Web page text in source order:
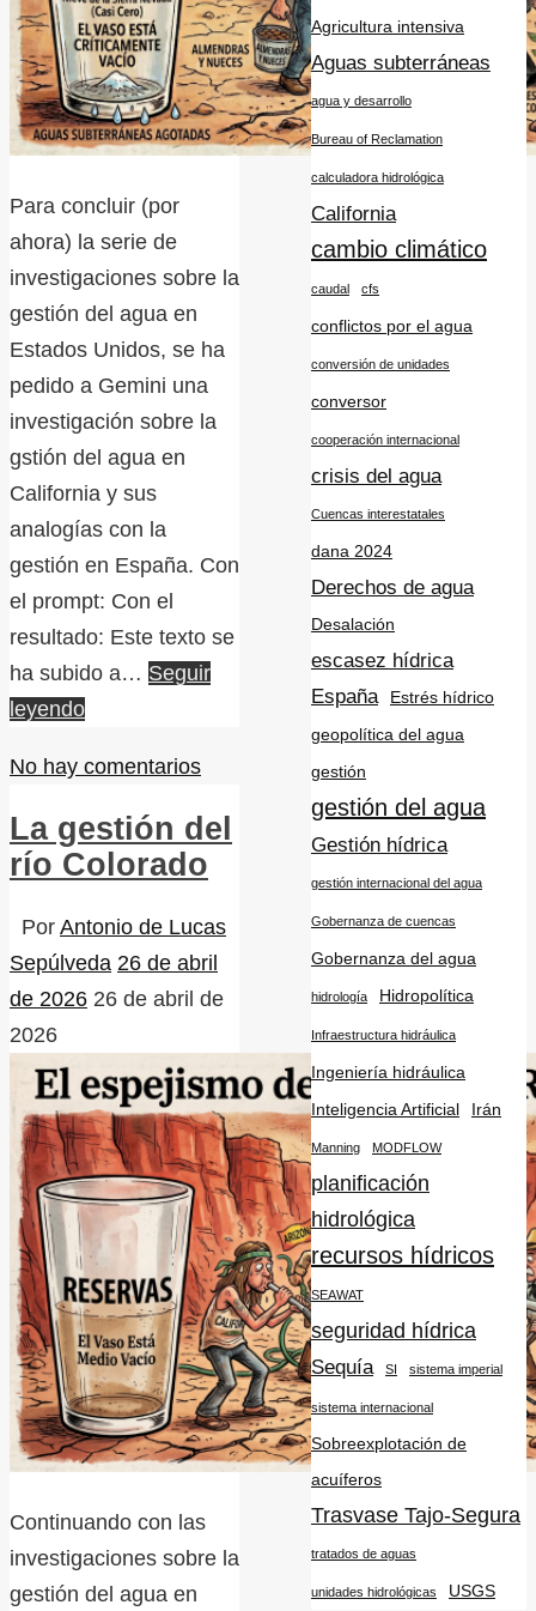
Para concluir (por
ahora) la serie de
investigaciones sobre la
gestión del agua en
Estados Unidos, se ha
pedido a Gemini una
investigación sobre la
gstión del agua en
California y sus
analogías con la
gestión en España. Con
el prompt: Con el
resultado: Este texto se
ha subido a… Seguir
leyendo
No hay comentarios
La gestión del
río Colorado
Por Antonio de Lucas
Sepúlveda 26 de abril
de 2026 26 de abril de
2026
Continuando con las
investigaciones sobre la
gestión del agua en
Agricultura intensiva
Aguas subterráneas
agua y desarrollo
Bureau of Reclamation
calculadora hidrológica
California
cambio climático
caudal cfs
conflictos por el agua
conversión de unidades
conversor
cooperación internacional
crisis del agua
Cuencas interestatales
dana 2024
Derechos de agua
Desalación
escasez hídrica
España
Estrés hídrico
geopolítica del agua
gestión
gestión del agua
Gestión hídrica
gestión internacional del agua
Gobernanza de cuencas
Gobernanza del agua
hidrología Hidropolítica
Infraestructura hidráulica
Ingeniería hidráulica
Inteligencia Artificial
Irán
Manning MODFLOW
planificación
hidrológica
recursos hídricos
SEAWAT
seguridad hídrica
Sequía SI sistema imperial
sistema internacional
Sobreexplotación de
acuíferos
Trasvase Tajo-Segura
tratados de aguas
unidades hidrológicas USGS